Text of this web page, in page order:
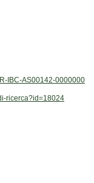
IBC-AS00142-0000000
ricerca?id=18024